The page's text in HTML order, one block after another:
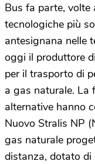
Bus fa parte, volte
tecnologiche più
antesignana nelle
oggi il produttore
per il trasporto di
a gas naturale. La
alternative hanno
Nuovo Stralis NP
gas naturale
distanza, dotato